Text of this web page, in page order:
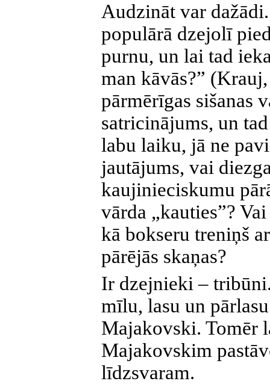
Audzināt var
populārā dzejolī
purnu, un lai tad
man kāvās?”
pārmērīgas sišanas
satricinājums, un
labu laiku, jā ne
jautājums, vai
kaujinieciskumu
vārda „kauties”?
kā bokseru treniņš
pārējās skaņas?
Ir dzejnieki –
mīlu, lasu un
Majakovski. Tomēr
Majakovskim
līdzsvaram.